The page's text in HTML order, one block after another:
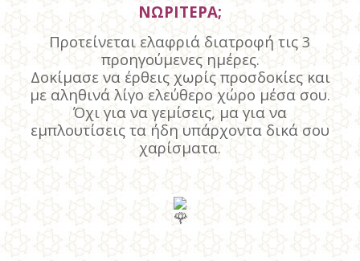
ΝΩΡΙΤΕΡΑ;
Προτείνεται ελαφριά διατροφή τις 3
προηγούμενες ημέρες.
Δοκίμασε να έρθεις χωρίς προσδοκίες και
με αληθινά λίγο ελεύθερο χώρο μέσα σου.
Όχι για να γεμίσεις, μα για να
εμπλουτίσεις τα ήδη υπάρχοντα δικά σου
χαρίσματα.